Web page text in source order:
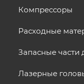
Компрессоры
Расходные
Запасные части
Лазерные